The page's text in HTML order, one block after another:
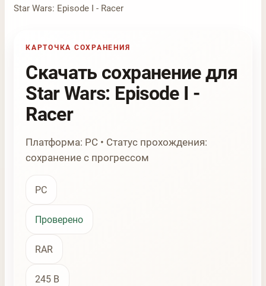
Star Wars: Episode I - Racer
КАРТОЧКА СОХРАНЕНИЯ
Скачать сохранение для
Star Wars: Episode I -
Racer
Платформа: PC • Статус прохождения:
сохранение с прогрессом
PC
Проверено
RAR
245 B